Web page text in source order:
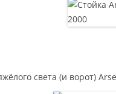
света (и ворот)